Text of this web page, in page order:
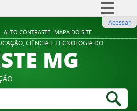
ALTO CONTRASTE MAPA DO SITE
Comunica BR
Participe
Legislação
Acessar
CIÊNCIA E TECNOLOGIA DO
MG